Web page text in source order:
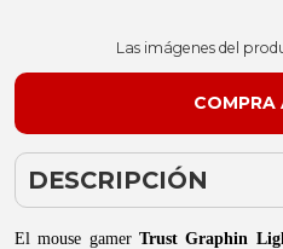
Las imágenes del
DESCRIPCIÓN
El mouse gamer Trust Graphin